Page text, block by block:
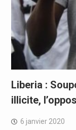
Liberia :
illicite,
6 janvier 2020